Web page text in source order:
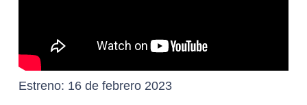
Estreno: 16 de febrero 2023